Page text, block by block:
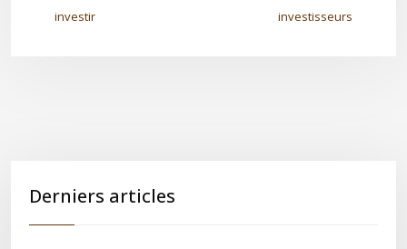
investir
investisseurs
Derniers articles